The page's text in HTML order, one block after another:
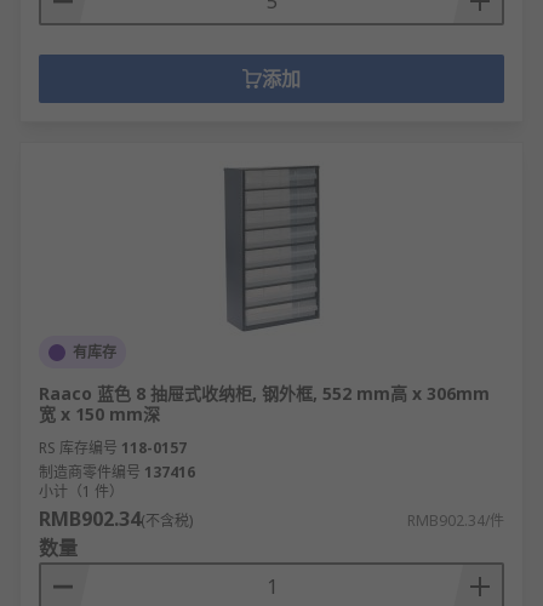
添加
有库存
Raaco 蓝色 8 抽屉式收纳柜, 钢外框, 552 mm高 x 306mm
宽 x 150 mm深
RS 库存编号 118-0157
制造商零件编号 137416
小计（1 件）
RMB902.34(不含税) RMB902.34/件
数量